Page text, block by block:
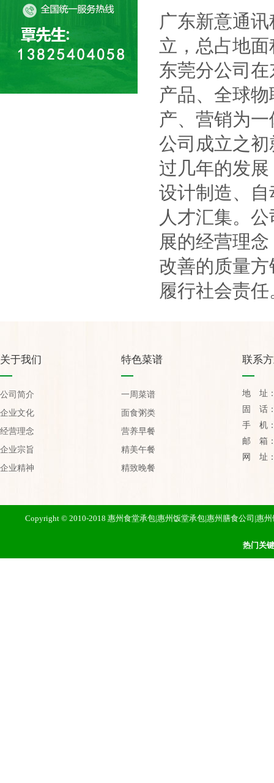
广东新意通
立，总占地面
东莞分公司
产品、全球
产、营销为
公司成立之
过几年的发
设计制造、
人才汇集。
展的经营理
改善的质量
履行社会责
关于我们
公司简介
企业文化
经营理念
企业宗旨
企业精神
特色菜谱
一周菜谱
面食粥类
营养早餐
精美午餐
精致晚餐
联系
地 址：
固 话：
手 机：
邮 箱：
网 址：
Copyright © 2010-2018 惠州食堂承包|惠州饭堂承包|惠州膳食公司|惠
热门关